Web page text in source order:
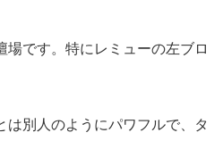
場です。特にレミューの左ブロ
は別人のようにパワフルで、タ